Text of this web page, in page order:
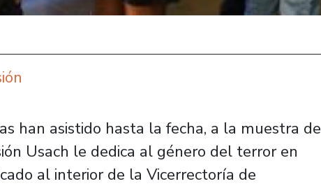
han asistido hasta la fecha, a la muestra de
Usach le dedica al género del terror en
al interior de la Vicerrectoría de